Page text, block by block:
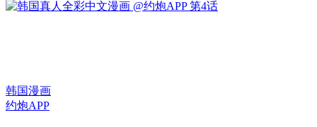
韩国漫画
约炮APP